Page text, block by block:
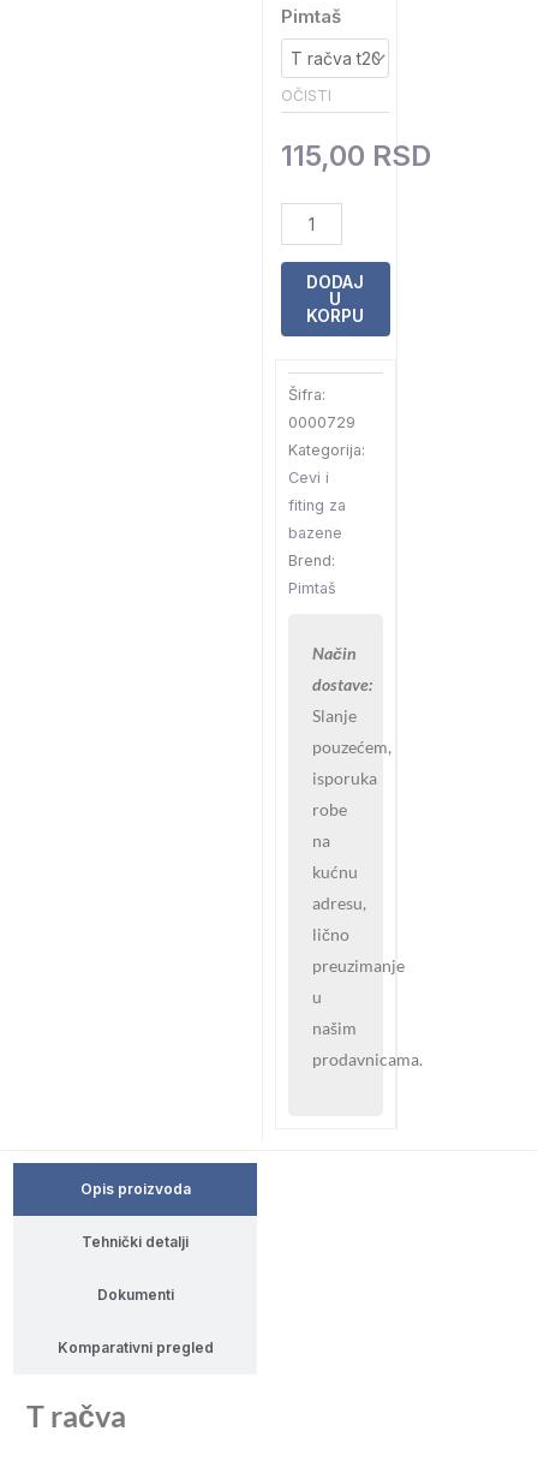
115,00 RSD
do
Pimtaš
OČISTI
115,00 RSD
T
račva
količina
DODAJ
U
KORPU
Šifra:
0000729
Kategorija:
Cevi i
fiting za
bazene
Brend:
Pimtaš
Način
dostave:
Slanje
pouzećem,
isporuka
robe
na
kućnu
adresu,
lično
preuzimanje
u
našim
prodavnicama.
Opis proizvoda
Tehnički detalji
Dokumenti
Komparativni pregled
T račva